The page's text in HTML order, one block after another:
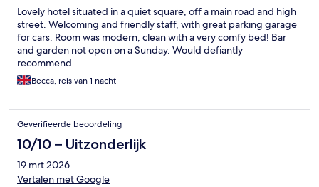
Lovely hotel situated in a quiet square, off a main road and high
street. Welcoming and friendly staff, with great parking garage
for cars. Room was modern, clean with a very comfy bed! Bar
and garden not open on a Sunday. Would defiantly
recommend.
Becca, reis van 1 nacht
Geverifieerde beoordeling
10/10 – Uitzonderlijk
19 mrt 2026
Vertalen met Google